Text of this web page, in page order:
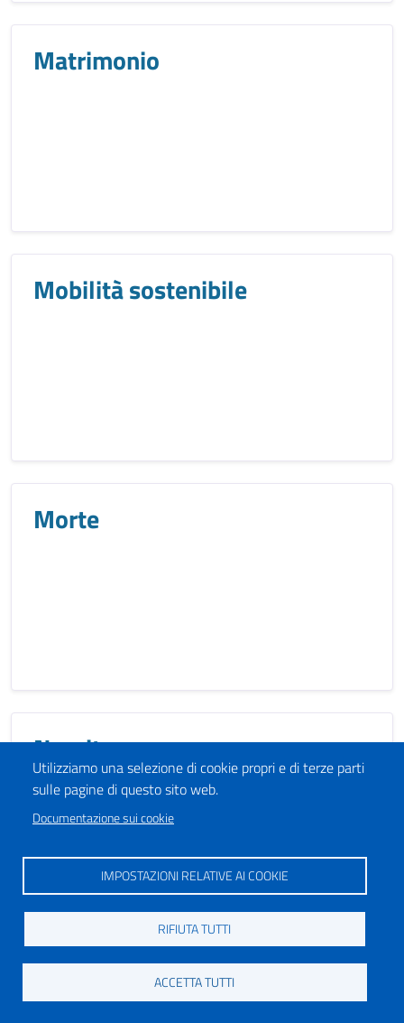
Utilizziamo una selezione di cookie propri e di terze parti
sulle pagine di questo sito web.
Documentazione sui cookie
IMPOSTAZIONI RELATIVE AI COOKIE
RIFIUTA TUTTI
ACCETTA TUTTI
Matrimonio
Mobilità sostenibile
Morte
Nascita